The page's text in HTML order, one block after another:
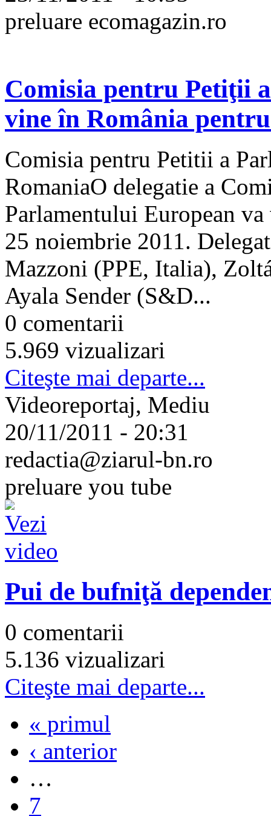
preluare ecomagazin.ro
Comisia pentru Petiţii
vine în România
Comisia pentru Petitii a
RomaniaO delegatie a
Parlamentului European
25 noiembrie 2011.
Mazzoni (PPE, Italia),
Ayala Sender (S&D...
0 comentarii
5.969 vizualizari
Citeşte mai departe...
Videoreportaj, Mediu
20/11/2011 - 20:31
redactia@ziarul-bn.ro
preluare you tube
Pui de bufniţă
0 comentarii
5.136 vizualizari
Citeşte mai departe...
« primul
‹ anterior
…
7